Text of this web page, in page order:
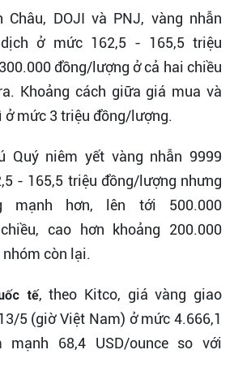
DOJI và PNJ, vàng nhẫn
ở mức 162,5 - 165,5 triệu
đồng/lượng ở cả hai chiều
Khoảng cách giữa giá mua và
ở mức 3 triệu đồng/lượng.
Quý niêm yết vàng nhẫn 9999
- 165,5 triệu đồng/lượng nhưng
mạnh hơn, lên tới 500.000
cao hơn khoảng 200.000
còn lại.
tế, theo Kitco, giá vàng giao
5 (giờ Việt Nam) ở mức 4.666,1
mạnh 68,4 USD/ounce so với